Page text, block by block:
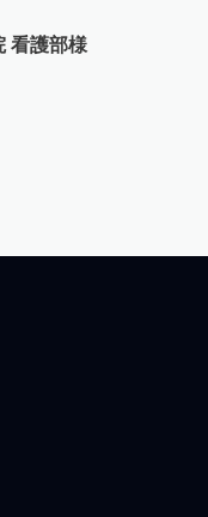
看護部様